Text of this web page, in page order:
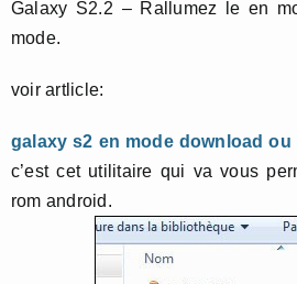
Galaxy S2.2 – Rallumez le en
mode.
voir artlicle:
galaxy s2 en mode download ou
c’est cet utilitaire qui va vous
rom android.